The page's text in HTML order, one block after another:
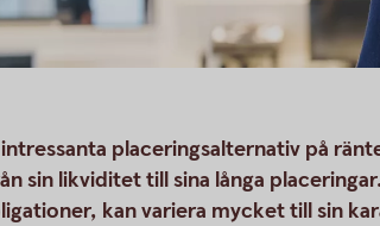
placeringsalternativ på
sin likviditet till sina långa
kan variera mycket till sin